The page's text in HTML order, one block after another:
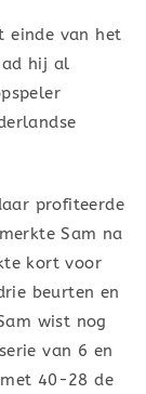
einde van het
hij al
profiteerde
Sam na
kort voor
beurten en
wist nog
van 6 en
40-28 de